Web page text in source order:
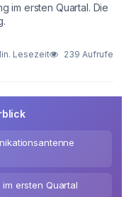
im ersten Quartal. Die
Lesezeit 239 Aufrufe
ersten Quartal